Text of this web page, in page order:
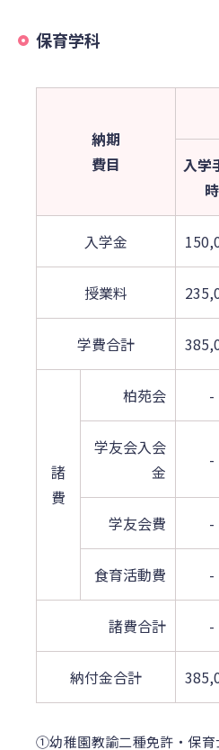
保育学科
納期
費目
入学
時
入学金
授業料
学費合計
諸
費
柏苑会 -
学友会入会
金
-
学友会費 -
食育活動費 -
諸費合計 -
納付金合計
①幼稚園教諭二種免許・保育